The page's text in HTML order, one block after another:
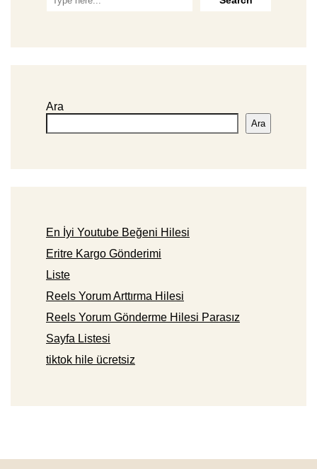
Ara
Ara
En İyi Youtube Beğeni Hilesi
Eritre Kargo Gönderimi
Liste
Reels Yorum Arttırma Hilesi
Reels Yorum Gönderme Hilesi Parasız
Sayfa Listesi
tiktok hile ücretsiz